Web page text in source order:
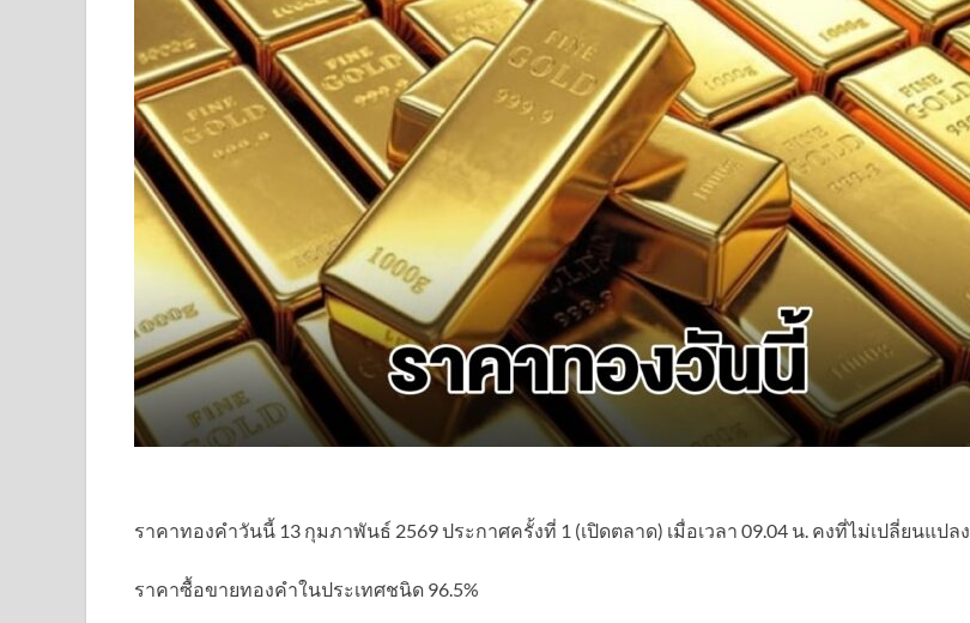
ราคาทองคำวันนี้ 13 กุมภาพันธ์ 2569 ประกาศครั้งที่ 1 (เปิดตลาด) เมื่อเวลา 09.04 น. คงที่ไม่เปลี่ยนแปลง
ราคาซื้อขายทองคําในประเทศชนิด 96.5%